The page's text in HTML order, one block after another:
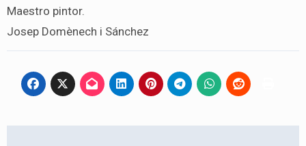
Maestro pintor.
Josep Domènech i Sánchez